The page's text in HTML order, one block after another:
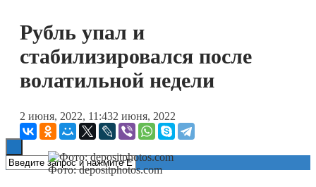
Стартапы
Технологии
ESG
Книги
Рубль упал и
стабилизировался после
волатильной недели
2 июня, 2022, 11:432 июня, 2022
Фото: depositphotos.com